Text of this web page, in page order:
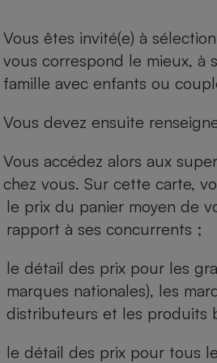
Vous êtes invité(e) à
vous correspond le mieux, à
famille avec enfants ou
Vous devez ensuite
Vous accédez alors aux
chez vous. Sur cette carte,
le prix du panier moyen de
rapport à ses concurrents ;
le détail des prix pour les
marques nationales), les
distributeurs et les produits
le détail des prix pour tous